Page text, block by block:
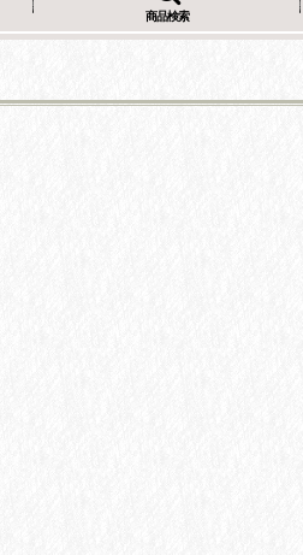
商品検索